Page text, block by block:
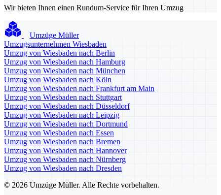
Wir bieten Ihnen einen Rundum-Service für Ihren Umzug
Umzüge Müller
Umzugsunternehmen Wiesbaden
Umzug von Wiesbaden nach Berlin
Umzug von Wiesbaden nach Hamburg
Umzug von Wiesbaden nach München
Umzug von Wiesbaden nach Köln
Umzug von Wiesbaden nach Frankfurt am Main
Umzug von Wiesbaden nach Stuttgart
Umzug von Wiesbaden nach Düsseldorf
Umzug von Wiesbaden nach Leipzig
Umzug von Wiesbaden nach Dortmund
Umzug von Wiesbaden nach Essen
Umzug von Wiesbaden nach Bremen
Umzug von Wiesbaden nach Hannover
Umzug von Wiesbaden nach Nürnberg
Umzug von Wiesbaden nach Dresden
© 2026 Umzüge Müller. Alle Rechte vorbehalten.